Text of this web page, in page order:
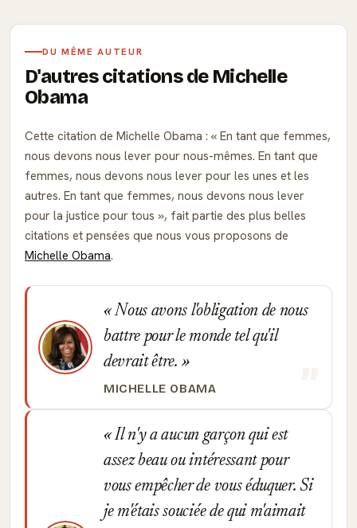
DU MÊME AUTEUR
D'autres citations de Michelle
Obama
Cette citation de Michelle Obama :
En tant que femmes,
nous devons nous lever pour nous-mêmes. En tant que
femmes, nous devons nous lever pour les unes et les
autres. En tant que femmes, nous devons nous lever
pour la justice pour tous
, fait partie des plus belles
citations et pensées que nous vous proposons de
Michelle Obama.
Nous avons l'obligation de nous
battre pour le monde tel qu'il
devrait être.
MICHELLE OBAMA
Il n'y a aucun garçon qui est
assez beau ou intéressant pour
vous empêcher de vous éduquer. Si
je m'étais souciée de qui m'aimait